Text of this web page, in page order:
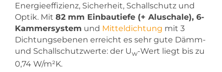
Energieeffizienz, Sicherheit, Schallschutz und
Optik. Mit 82 mm Einbautiefe (+ Aluschale), 6-
Kammersystem und Mitteldichtung mit 3
Dichtungsebenen erreicht es sehr gute Dämm-
und Schallschutzwerte: der Uw-Wert liegt bis zu
0,74 W/m²K.